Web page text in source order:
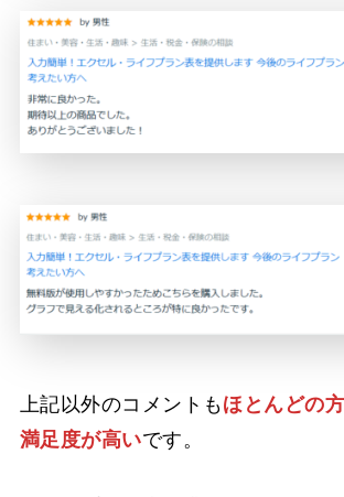
上記以外のコメントもほとんどの
満足度が高いです。